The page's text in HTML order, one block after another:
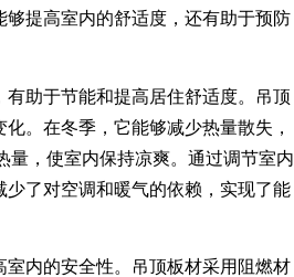
提高室内的舒适度，还有助于预防
助于节能和提高居住舒适度。吊顶
。在冬季，它能够减少热量散失，
量，使室内保持凉爽。通过调节室内
了对空调和暖气的依赖，实现了能
内的安全性。吊顶板材采用阻燃材